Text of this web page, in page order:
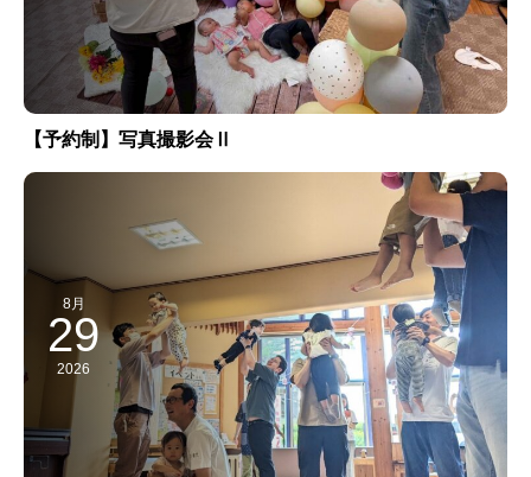
【予約制】写真撮影会Ⅱ
8月
29
2026